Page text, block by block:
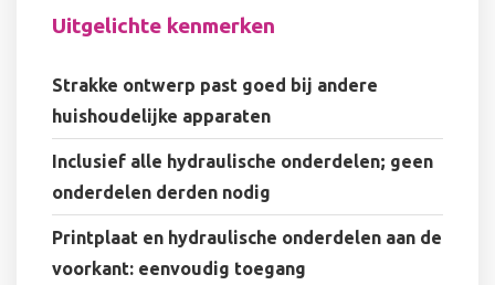
Uitgelichte kenmerken
Strakke ontwerp past goed bij andere
huishoudelijke apparaten
Inclusief alle hydraulische onderdelen; geen
onderdelen derden nodig
Printplaat en hydraulische onderdelen aan de
voorkant: eenvoudig toegang